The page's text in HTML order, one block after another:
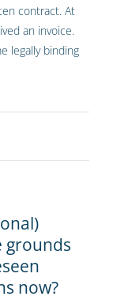
contract. At
an invoice.
legally binding
grounds
now?